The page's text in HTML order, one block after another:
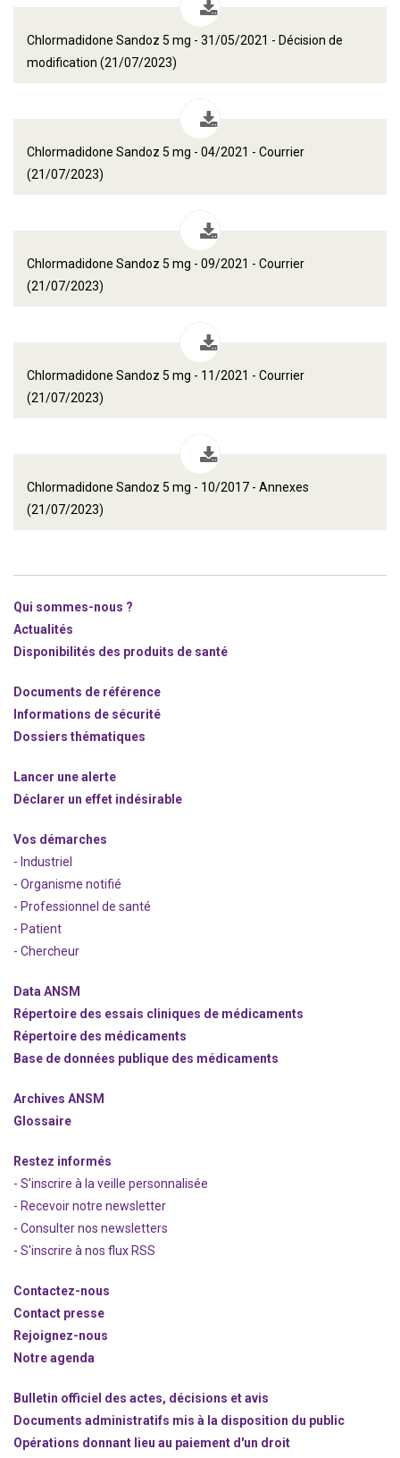
Chlormadidone Sandoz 5 mg - 31/05/2021 - Décision de
modification (21/07/2023)
Chlormadidone Sandoz 5 mg - 04/2021 - Courrier
(21/07/2023)
Chlormadidone Sandoz 5 mg - 09/2021 - Courrier
(21/07/2023)
Chlormadidone Sandoz 5 mg - 11/2021 - Courrier
(21/07/2023)
Chlormadidone Sandoz 5 mg - 10/2017 - Annexes
(21/07/2023)
Qui sommes-nous ?
Actualités
Disponibilités des produits de santé
Documents de référence
Informations de sécurité
Dossiers thématiques
Lancer une alerte
Déclarer un effet indésirable
Vos démarches
- Industriel
- Organisme notifié
- Professionnel de santé
- Patient
- Chercheur
Data ANSM
Répertoire des essais cliniques de médicaments
Répertoire des médicaments
Base de données publique des médicaments
Archives ANSM
Glossaire
Restez informés
- S'inscrire à la veille personnalisée
- Recevoir notre newsletter
- Consulter nos newsletters
- S'inscrire à nos flux RSS
Contactez-nous
Contact presse
Rejoignez-nous
Notre agenda
Bulletin officiel des actes, décisions et avis
Documents administratifs mis à la disposition du public
Opérations donnant lieu au paiement d'un droit